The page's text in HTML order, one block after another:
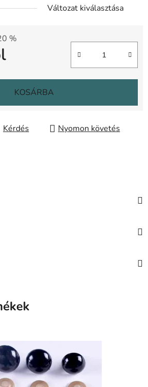
Változat kiválasztása
%
KOSÁRBA
Kérdés
Nyomon követés